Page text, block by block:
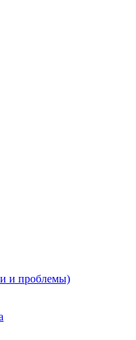
и проблемы)